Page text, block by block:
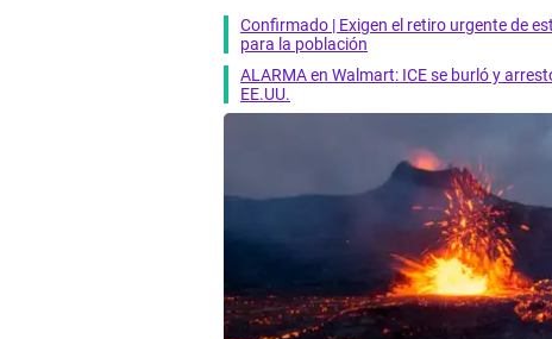
Confirmado | Exigen el retiro urgente de
para la población
ALARMA en Walmart: ICE se burló y
EE.UU.